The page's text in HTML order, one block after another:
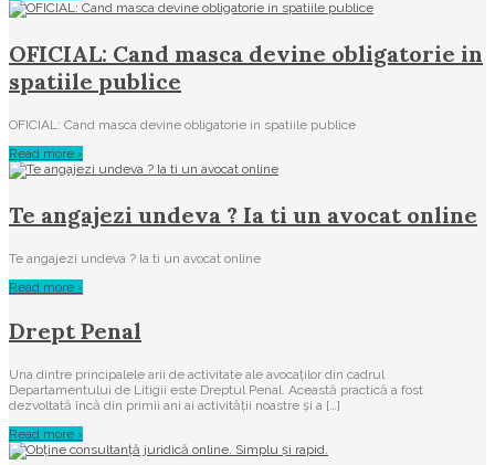
OFICIAL: Cand masca devine obligatorie in
spatiile publice
OFICIAL: Cand masca devine obligatorie in spatiile publice
Read more ›
Te angajezi undeva ? Ia ti un avocat online
Te angajezi undeva ? Ia ti un avocat online
Read more ›
Drept Penal
Una dintre principalele arii de activitate ale avocaților din cadrul
Departamentului de Litigii este Dreptul Penal. Această practică a fost
dezvoltată încă din primii ani ai activității noastre și a […]
Read more ›